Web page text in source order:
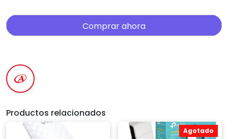
Comprar ahora
Productos relacionados
Agotado